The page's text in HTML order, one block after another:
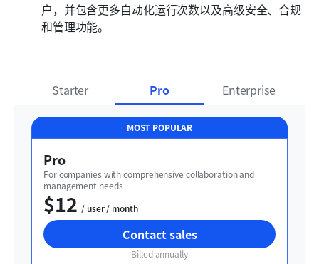
户，并包含更多自动化运行次数以及高级安全、合规
和管理功能。
Starter Pro Enterprise
MOST POPULAR
Pro
For companies with comprehensive collaboration and
management needs
$12
  / user / month
Contact sales
Billed annually